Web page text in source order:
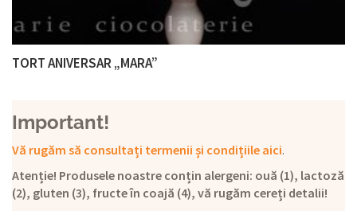
TORT ANIVERSAR „MARA”
Important!
Vă rugăm să consultați termenii și condițiile aici.
Atenție! Produsele noastre conțin alergeni: ouă (1), lactoză
(2), gluten (3), fructe în coajă (4), vă rugăm cereți detalii!